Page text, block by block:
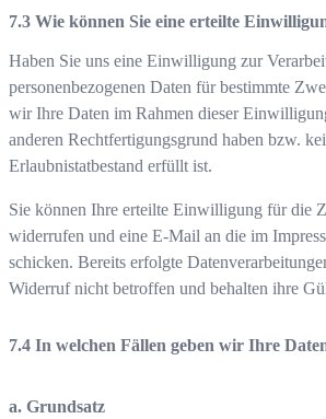
Wie können Sie eine erteilte
Haben Sie uns eine Einwilligung zur
personenbezogenen Daten für bestimmte
wir Ihre Daten im Rahmen dieser
anderen Rechtfertigungsgrund haben bzw.
Erlaubnistatbestand erfüllt ist.
Sie können Ihre erteilte Einwilligung für die
widerrufen und eine E-Mail an die im
schicken. Bereits erfolgte
Widerruf nicht betroffen und behalten ihre
In welchen Fällen geben wir Ihre
a. Grundsatz